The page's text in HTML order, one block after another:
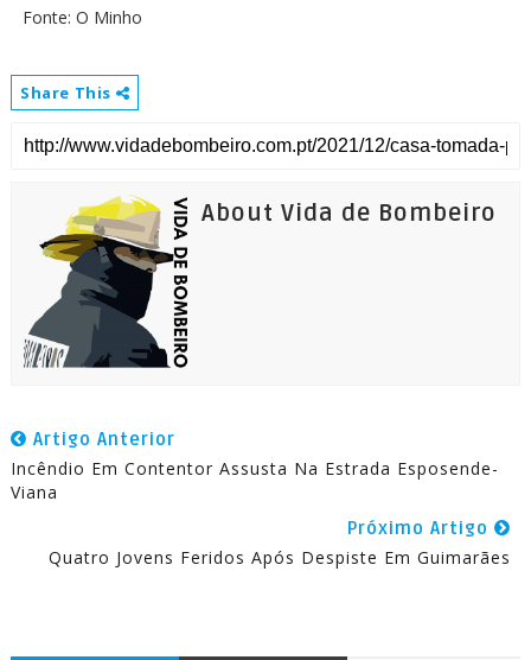
Fonte: O Minho
Share This
About Vida de Bombeiro
Artigo Anterior
Incêndio Em Contentor Assusta Na Estrada Esposende-
Viana
Próximo Artigo
Quatro Jovens Feridos Após Despiste Em Guimarães